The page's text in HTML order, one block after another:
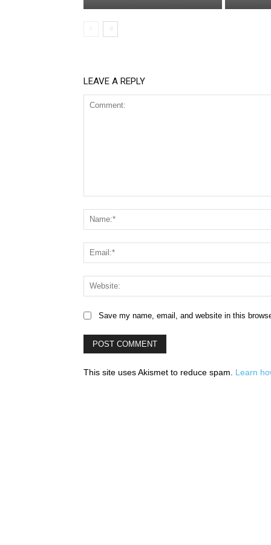
LEAVE A REPLY
Save my name, email, and website in this
This site uses Akismet to reduce spam. Learn